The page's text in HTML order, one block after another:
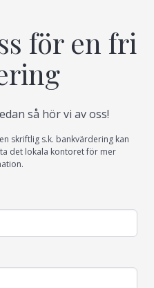
för en fri
så hör vi av oss!
skriftlig s.k. bankvärdering kan
det lokala kontoret för mer